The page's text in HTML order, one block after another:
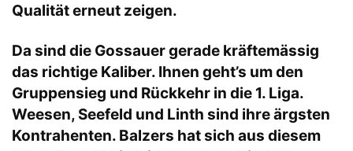
Qualität erneut zeigen.
Da sind die Gossauer gerade kräftemässig
das richtige Kaliber. Ihnen geht’s um den
Gruppensieg und Rückkehr in die 1. Liga.
Weesen, Seefeld und Linth sind ihre ärgsten
Kontrahenten. Balzers hat sich aus diesem